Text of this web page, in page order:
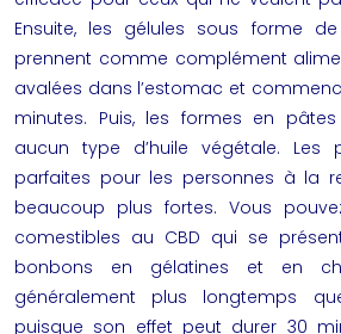
Ensuite, les gélules sous forme
prennent comme complément
avalées dans l’estomac et
minutes. Puis, les formes en
aucun type d’huile végétale. Les
parfaites pour les personnes à la
beaucoup plus fortes. Vous
comestibles au CBD qui se
bonbons en gélatines et en
généralement plus longtemps
puisque son effet peut durer 30